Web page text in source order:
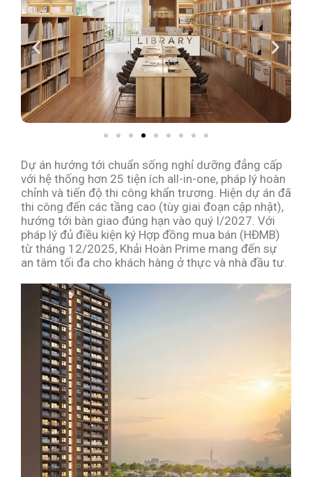
Dự án hướng tới chuẩn sống nghỉ dưỡng đẳng cấp
với hệ thống hơn 25 tiện ích all-in-one, pháp lý hoàn
chỉnh và tiến độ thi công khẩn trương. Hiện dự án đã
thi công đến các tầng cao (tùy giai đoạn cập nhật),
hướng tới bàn giao đúng hạn vào quý I/2027. Với
pháp lý đủ điều kiện ký Hợp đồng mua bán (HĐMB)
từ tháng 12/2025, Khải Hoàn Prime mang đến sự
an tâm tối đa cho khách hàng ở thực và nhà đầu tư.